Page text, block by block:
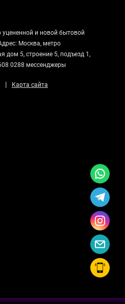
уцененной и новой бытовой
Москва, метро
дом 5, строение 5, подъезд 1,
0288 мессенджеры
| Карта сайта